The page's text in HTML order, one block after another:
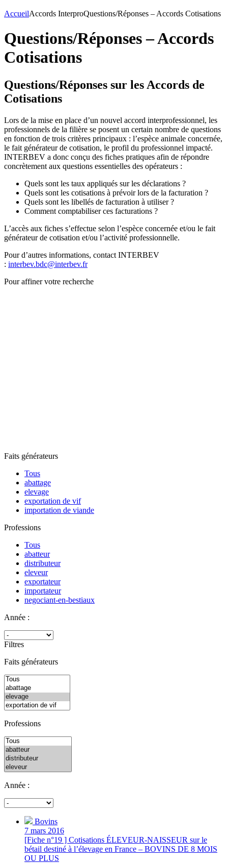
AccueilAccords InterproQuestions/Réponses – Accords Cotisations
Questions/Réponses – Accords
Cotisations
Questions/Réponses sur les Accords de
Cotisations
Lors de la mise en place d’un nouvel accord interprofessionnel, les
professionnels de la filière se posent un certain nombre de questions
en fonction de trois critères principaux : l’espèce animale concernée,
le fait générateur de cotisation, le profil du professionnel impacté.
INTERBEV a donc conçu des fiches pratiques afin de répondre
concrètement aux questions essentielles des opérateurs :
Quels sont les taux appliqués sur les déclarations ?
Quels sont les cotisations à prévoir lors de la facturation ?
Quels sont les libellés de facturation à utiliser ?
Comment comptabiliser ces facturations ?
L’accès aux fiches s’effectue selon l’espèce concernée et/ou le fait
générateur de cotisation et/ou l’activité professionnelle.
Pour d’autres informations, contact INTERBEV
: interbev.bdc@interbev.fr
Pour affiner votre recherche
Faits générateurs
Tous
abattage
elevage
exportation de vif
importation de viande
Professions
Tous
abatteur
distributeur
eleveur
exportateur
importateur
negociant-en-bestiaux
Année :
Filtres
Faits générateurs
Professions
Année :
Bovins
7 mars 2016
[Fiche n°19 ] Cotisations ÉLEVEUR-NAISSEUR sur le
bétail destiné à l’élevage en France – BOVINS DE 8 MOIS
OU PLUS